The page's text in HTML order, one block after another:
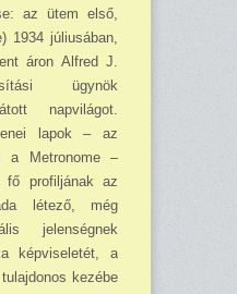
az ütem első,
1934 júliusában,
áron Alfred J.
ügynök
napvilágot.
lapok – az
a Metronome –
fő profiljának az
létező, még
jelenségnek
képviseletét, a
kezébe